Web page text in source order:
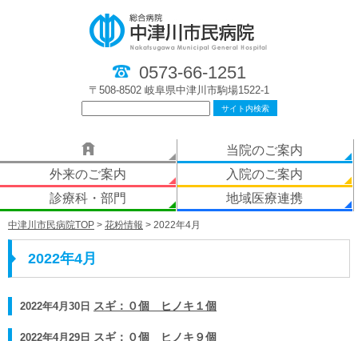
0573-66-1251
〒508-8502 岐阜県中津川市駒場1522-1
当院のご案内
外来のご案内
入院のご案内
診療科・部門
地域医療連携
中津川市民病院TOP > 花粉情報 > 2022年4月
2022年4月
2022年4月30日 スギ：０個 ヒノキ１個
2022年4月29日 スギ：０個 ヒノキ９個